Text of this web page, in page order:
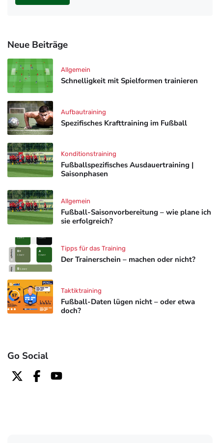
Neue Beiträge
Schnelligkeit mit Spielformen trainieren
Allgemein
Spezifisches Krafttraining im Fußball
Aufbautraining
Fußballspezifisches Ausdauertraining |
Saisonphasen
Konditionstraining
Fußball-Saisonvorbereitung – wie plane ich
sie erfolgreich?
Allgemein
Der Trainerschein – machen oder nicht?
Tipps für das Training
Fußball-Daten lügen nicht – oder etwa
doch?
Taktiktraining
Go Social